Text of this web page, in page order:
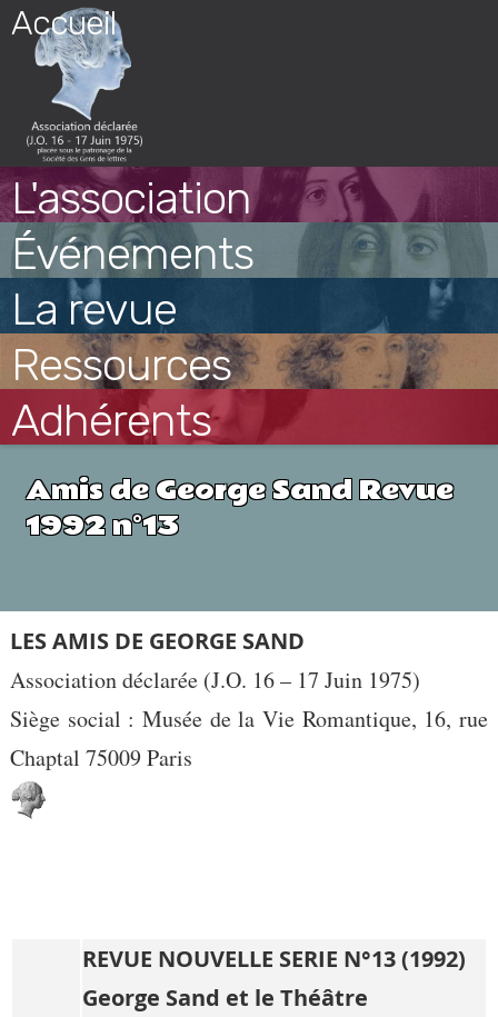
Skip
content
Accueil
L'association
Événements
La revue
Ressources
Adhérents
Amis de George Sand Revue
1992 n°13
LES AMIS DE GEORGE SAND
Association déclarée (J.O. 16 – 17 Juin 1975)
Siège social : Musée de la Vie Romantique, 16, rue
Chaptal 75009 Paris
REVUE NOUVELLE SERIE N°13 (1992)
George Sand et le Théâtre